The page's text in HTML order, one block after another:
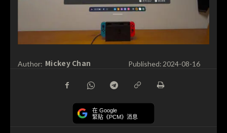
Author: Mickey Chan Published: 2024-08-16
在 Google
緊貼《PCM》消息